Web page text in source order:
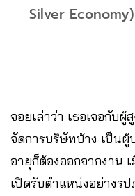
Silver
จอยเล่าว่า เธอเจอกับ
จัดการบริษัทบ้าง เป็น
อายุก็ต้องออกจากงาน
เปิดรับตำแหน่งอย่างร